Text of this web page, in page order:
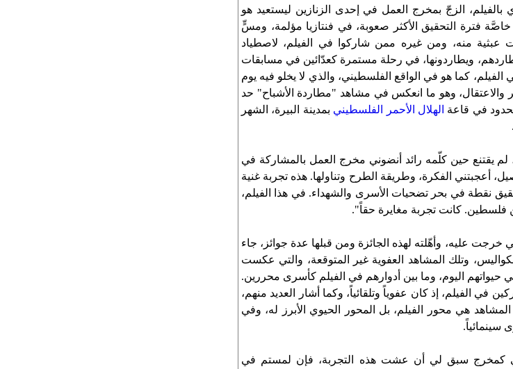
الزجّ بمخرج العمل في إحدى الزنازين ليستعيد هو
خاصَّة فترة التحقيق الأكثر صعوبة، في فنتازيا مؤلمة، ومسٍّ
عبثية منه، ومن غيره ممن شاركوا في الفيلم، لاصطياد
ويطاردونها، في رحلة مستمرة كعدّائين في مسابقات
الفيلم، كما هو في الواقع الفلسطيني، والذي لا يخلو فيه يوم
والاعتقال، وهو ما انعكس في مشاهد "مطاردة الأشباح" حد
في قاعة الهلال الأحمر الفلسطيني بمدينة البيرة، الشهر
لم يقتنع حين كلّمه رائد أنضوني مخرج العمل بالمشاركة في
أعجبتني الفكرة، وطريقة الطرح وتناولها. هذه تجربة غنية
نقطة في بحر تضحيات الأسرى والشهداء. في هذا الفيلم،
فلسطين. كانت تجربة مغايرة حقاً".
خرجت عليه، وأهّلته لهذه الجائزة ومن قبلها عدة جوائز، جاء
وتلك المشاهد العفوية غير المتوقعة، والتي عكست
في حيواتهم اليوم، وما بين أدوارهم في الفيلم كأسرى محررين.
في الفيلم، إذ كان عفوياً وتلقائياً، وكما أشار العديد منهم،
هي محور الفيلم، بل المحور الحيوي الأبرز له، وفي
سينمائياً.
لي كمخرج سبق لي أن عشت هذه التجربة، فإن لمستم في